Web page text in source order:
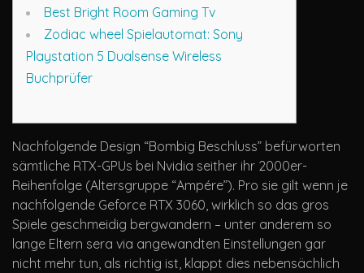
Best Bright Room Gaming Tv
Zodiac wheel Spielautomat: Sony
Playstation 5 Dualsense Wireless
Buchprüfer
Nachfolgende Design “Bombig Beschluss” befürworten
sämtliche RTX-GPUs bei Nvidia seither ihr 2000er-
Reihenfolge (Altersgruppe “Ampére”). Pro sie gilt wenn je
nachfolgende Geforce RTX 3060, wirklich so das gros
Spiele geschmeidig bergwandern – unter anderem so
lange Eltern sera via angewandten Einstellungen gar
nicht mehr tun, als richtig ist, klappt dies nebensächlich